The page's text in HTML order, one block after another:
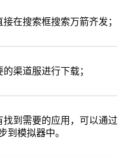
在搜索框搜索万箭齐发；
渠道服进行下载；
到需要的应用，可以通过
到模拟器中。